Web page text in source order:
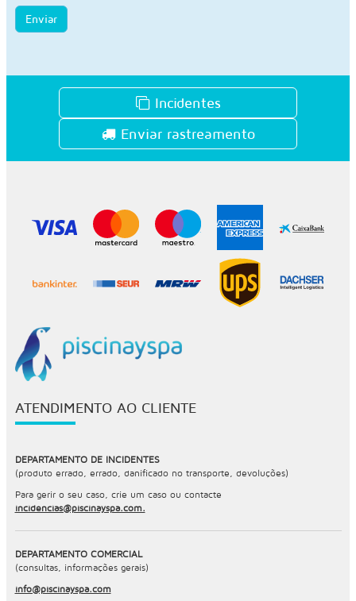
Enviar
Incidentes
Enviar rastreamento
ATENDIMENTO AO CLIENTE
DEPARTAMENTO DE INCIDENTES
(produto errado, errado, danificado no transporte, devoluções)
Para gerir o seu caso, crie um caso ou contacte
incidencias@piscinayspa.com.
DEPARTAMENTO COMERCIAL
(consultas, informações gerais)
info@piscinayspa.com